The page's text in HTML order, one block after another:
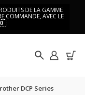
DE LA GAMME
COMMANDE, AVEC LE
DCP Series